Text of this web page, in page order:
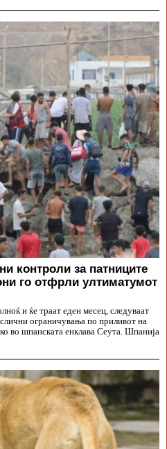
контроли за патниците
го отфрли ултиматумот
и ќе траат еден месец, следуваат
ограничувања по приливот на
во шпанската енклава Сеута. Шпанија